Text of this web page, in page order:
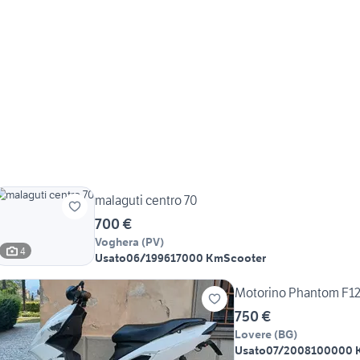
4
malaguti centro 70
700 €
Voghera (PV)
Usato06/199617000 KmScooter
Motorino Phantom F12
750 €
Lovere (BG)
Usato07/2008100000